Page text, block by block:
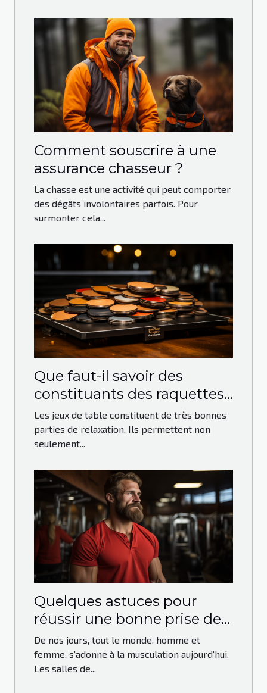
Comment souscrire à une
assurance chasseur ?
La chasse est une activité qui peut comporter
des dégâts involontaires parfois. Pour
surmonter cela...
Que faut-il savoir des
constituants des raquettes
de ping-pong ?
Les jeux de table constituent de très bonnes
parties de relaxation. Ils permettent non
seulement...
Quelques astuces pour
réussir une bonne prise de
masse en musculation
De nos jours, tout le monde, homme et
femme, s’adonne à la musculation aujourd’hui.
Les salles de...